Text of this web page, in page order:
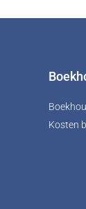
Kosten